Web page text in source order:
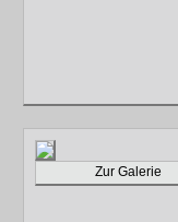
Zur Galerie